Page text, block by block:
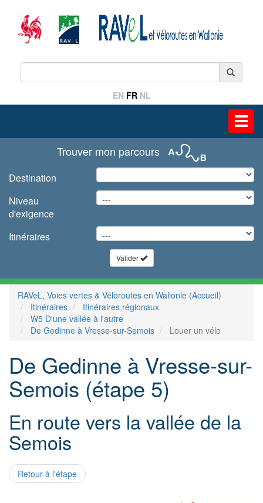
EN FR NL
Trouver mon parcours
Destination
Niveau
d'exigence
Itinéraires
Valider
RAVeL, Voies vertes & Véloroutes en Wallonie (Accueil)
Itinéraires
Itinéraires régionaux
W5 D'une vallée à l'autre
De Gedinne à Vresse-sur-Semois
Louer un vélo
De Gedinne à Vresse-sur-
Semois (étape 5)
En route vers la vallée de la
Semois
Retour à l'étape